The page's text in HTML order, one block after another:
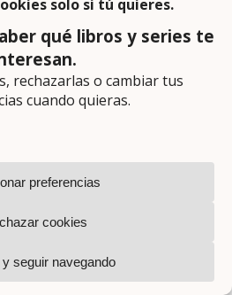
quieres un informe
con ella